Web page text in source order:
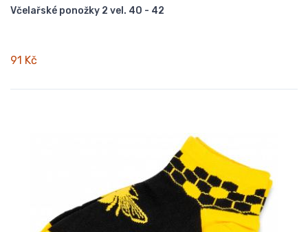
Včelařské ponožky 2 vel. 40 - 42
91 Kč